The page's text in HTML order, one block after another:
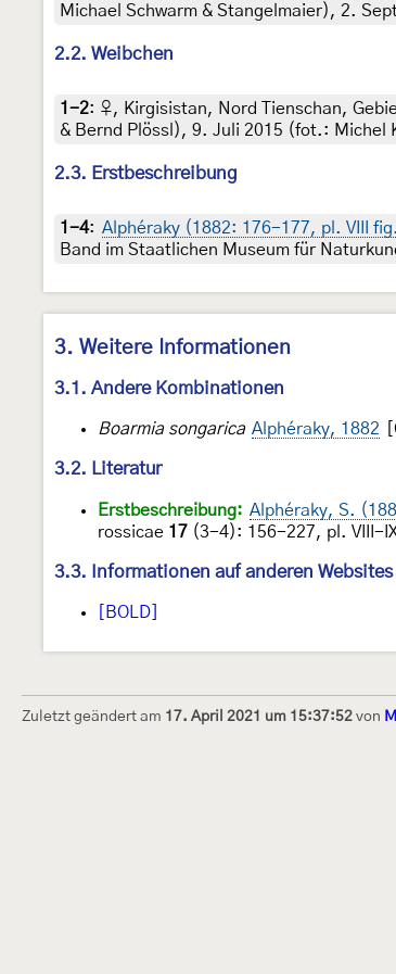
Michael Schwarm & Stangelmaier), 2.
2.2. Weibchen
1-2: ♀, Kirgisistan, Nord Tienschan,
& Bernd Plössl), 9. Juli 2015 (fot.: Michel
2.3. Erstbeschreibung
1-4: Alphéraky (1882: 176-177, pl. VIII
Band im Staatlichen Museum für
3. Weitere Informationen
3.1. Andere Kombinationen
Boarmia songarica Alphéraky, 1882
3.2. Literatur
Erstbeschreibung: Alphéraky, S.
rossicae 17 (3-4): 156-227, pl. VIII-
3.3. Informationen auf anderen
[BOLD]
Zuletzt geändert am 17. April 2021 um 15:37:52 von